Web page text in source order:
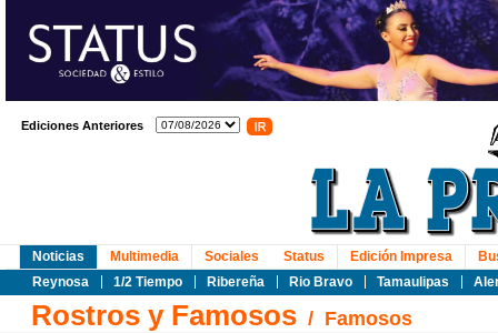
Ediciones Anteriores
Noticias
Reynosa
1/2 Tiempo Ribereña Rio Bravo Tamaulipas
Multimedia Sociales Status Edición Impresa
Rostros y Famosos / Famosos